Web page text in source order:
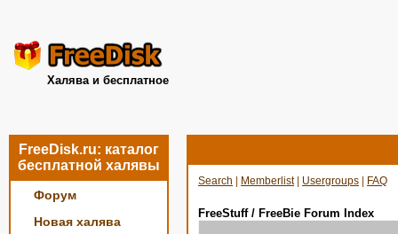
Халява и бесплатное
FreeDisk.ru: каталог
бесплатной халявы
Форум
Новая халява
Search Memberlist| Usergroups FAQ
FreeStuff / FreeBie Forum Index